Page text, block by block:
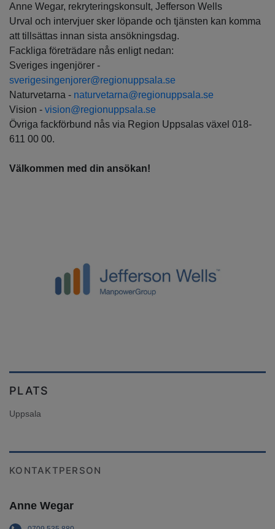
Anne Wegar, rekryteringskonsult, Jefferson Wells
Urval och intervjuer sker löpande och tjänsten kan komma
att tillsättas innan sista ansökningsdag.
Fackliga företrädare nås enligt nedan:
Sveriges ingenjörer -
sverigesingenjorer@regionuppsala.se
Naturvetarna - naturvetarna@regionuppsala.se
Vision - vision@regionuppsala.se
Övriga fackförbund nås via Region Uppsalas växel 018-
611 00 00.
Välkommen med din ansökan!
PLATS
Uppsala
KONTAKTPERSON
Anne Wegar